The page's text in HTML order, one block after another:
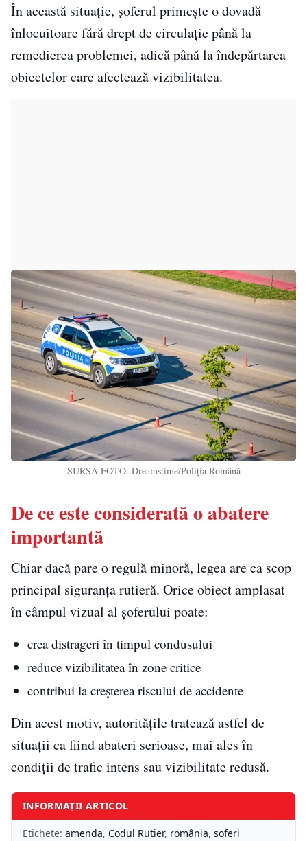
În această situație, șoferul primește o dovadă
înlocuitoare fără drept de circulație până la
remedierea problemei, adică până la îndepărtarea
obiectelor care afectează vizibilitatea.
SURSA FOTO: Dreamstime/Poliția Română
De ce este considerată o abatere
importantă
Chiar dacă pare o regulă minoră, legea are ca scop
principal siguranța rutieră. Orice obiect amplasat
în câmpul vizual al șoferului poate:
crea distrageri în timpul condusului
reduce vizibilitatea în zone critice
contribui la creșterea riscului de accidente
Din acest motiv, autoritățile tratează astfel de
situații ca fiind abateri serioase, mai ales în
condiții de trafic intens sau vizibilitate redusă.
INFORMAȚII ARTICOL
Etichete: amenda, Codul Rutier, românia, soferi